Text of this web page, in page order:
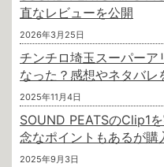
直なレビューを公開
2026年3月25日
チンチロ埼玉スーパーア
なった？感想やネタバレ
2025年11月4日
SOUND PEATSのClip1
念なポイントもあるが購
2025年9月3日